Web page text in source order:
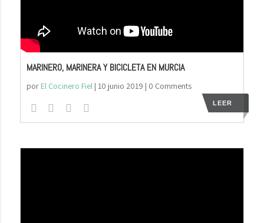
MARINERO, MARINERA Y BICICLETA EN MURCIA
por El Cocinero Fiel| 10 junio 2019 | 0 Comments
LEER